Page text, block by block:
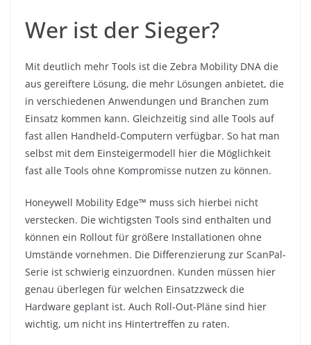
Wer ist der Sieger?
Mit deutlich mehr Tools ist die Zebra Mobility DNA die
aus gereiftere Lösung, die mehr Lösungen anbietet, die
in verschiedenen Anwendungen und Branchen zum
Einsatz kommen kann. Gleichzeitig sind alle Tools auf
fast allen Handheld-Computern verfügbar. So hat man
selbst mit dem Einsteigermodell hier die Möglichkeit
fast alle Tools ohne Kompromisse nutzen zu können.
Honeywell Mobility Edge™ muss sich hierbei nicht
verstecken. Die wichtigsten Tools sind enthalten und
können ein Rollout für größere Installationen ohne
Umstände vornehmen. Die Differenzierung zur ScanPal-
Serie ist schwierig einzuordnen. Kunden müssen hier
genau überlegen für welchen Einsatzzweck die
Hardware geplant ist. Auch Roll-Out-Pläne sind hier
wichtig, um nicht ins Hintertreffen zu raten.